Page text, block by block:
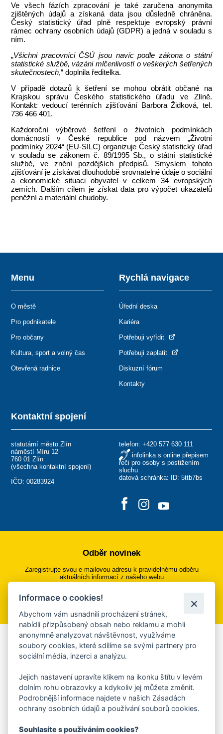
Ve všech fázích zpracování je také zaručena anonymita
zjištěných údajů a získaná data jsou důsledně chráněna.
Český statistický úřad plně respektuje evropský právní
rámec ochrany osobních údajů (GDPR) a jedná v souladu s
ním.
„Všichni pracovníci ČSÚ jsou navíc podle zákona o státní
statistické službě, vázáni mlčenlivostí o veškerých šetřených
skutečnostech,“ doplnila ředitelka.
V případě dotazů k šetření se mohou obrátit občané na
Krajskou správu Českého statistického úřadu ve Zlíně.
Kontakt: vedoucí terénních zjišťování Barbora Židková, tel.
736 466 401.
Každoroční výběrové šetření o životních podmínkách
domácností v České republice pod názvem „Životní
podmínky 2024“ (EU-SILC) organizuje Český statistický úřad
v souladu se zákonem č. 89/1995 Sb., o státní statistické
službě, ve znění pozdějších předpisů. Smyslem tohoto
zjišťování je získávat dlouhodobě srovnatelné údaje o sociální
a ekonomické situaci obyvatel v celkem 34 evropských
zemích. Dalším cílem je získat data pro výpočet ukazatelů
peněžní a materiální chudoby.
Kontaktní spojení
statutární město Zlín
náměstí Míru 12
760 01 Zlín
(všechna kontaktní spojení)
IČO: 00283924
telefon: +420 577 630 111
infolinka s online přepisem
řeči pro osoby s postižením
sluchu
datová schránka: ID: 5ttb7bs
Menu
O městě
Pro podnikatele
Pro občany
Kultura, sport a volný čas
Otevřená radnice
Rychlá navigace
Úřední deska
Kariéra
Potřebuji vyřídit
Potřebuji zaplatit
Diskuzní fórum
Kontakty
Odběr novinek
Zaregistrujte svou e-mailovou adresu k pravidelnému odběru
aktuálních informací z našeho webu
Přihlásit se k odběru
Aplikace Mobilní rozhlas
Chcete dostávat do svého mobilu či mailu upozornění na
ankety, pozvánky na kulturní a sportovní akce?
Více informací o aplikaci
Informace o cookies!
Abychom vám usnadnili procházení stránek,
nabídli přizpůsobený obsah nebo reklamu a mohli
anonymně analyzovat návštěvnost, využíváme
soubory cookies, které sdílíme se svými partnery pro
sociální média, inzerci a analýzu.
Jejich nastavení upravíte klikem na ikonku štítu v levém
dolním rohu obrazovky a kdykoliv jej můžete změnit.
Podrobnější informace najdete v našich Zásadách
ochrany osobních údajů a používání souborů cookies.
Souhlasíte s používáním cookies?